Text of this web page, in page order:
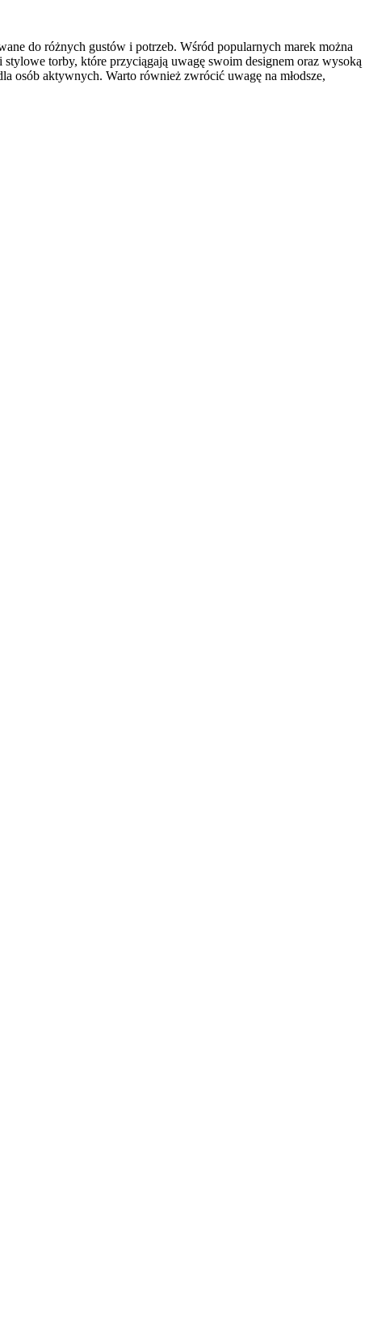
do różnych gustów i potrzeb. Wśród popularnych marek można
torby, które przyciągają uwagę swoim designem oraz wysoką
osób aktywnych. Warto również zwrócić uwagę na młodsze,